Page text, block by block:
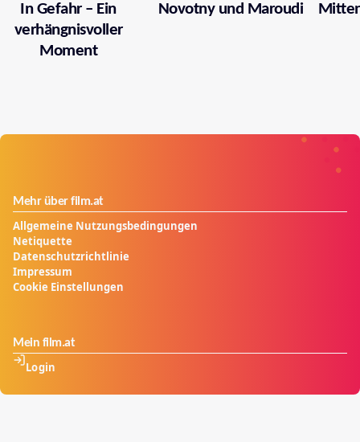
In Gefahr – Ein
verhängnisvoller
Moment
Novotny und Maroudi
Mehr über film.at
Allgemeine Nutzungsbedingungen
Netiquette
Datenschutzrichtlinie
Impressum
Cookie Einstellungen
Mein film.at
Login